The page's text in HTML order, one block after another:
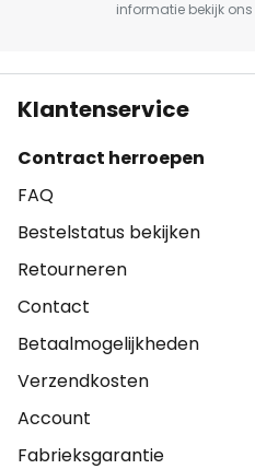
informatie bekijk ons
Klantenservice
Contract herroepen
FAQ
Bestelstatus bekijken
Retourneren
Contact
Betaalmogelijkheden
Verzendkosten
Account
Fabrieksgarantie